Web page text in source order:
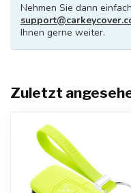
Nehmen Sie dann
Ihnen gerne weiter.
Zuletzt